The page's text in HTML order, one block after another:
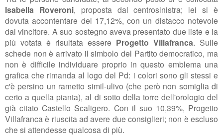
Isabella Roveroni, proposta dal centrosinistra; lei si è
dovuta accontentare del 17,12%, con un distacco notevole
dal vincitore. A suo sostegno aveva presentato due liste e la
più votata è risultata essere Progetto Villafranca. Sulle
schede non è arrivato il simbolo del Partito democratico, ma
non è difficile individuare proprio in questo emblema una
grafica che rimanda al logo del Pd: i colori sono gli stessi e
c'è persino un rametto simil-ulivo (che però non somiglia di
certo a quella pianta), al di sotto della torre dell'orologio del
già citato Castello Scaligero. Con il suo 10,39%, Progetto
Villafranca è riuscita ad avere due consiglieri; non è escluso
che si attendesse qualcosa di più.